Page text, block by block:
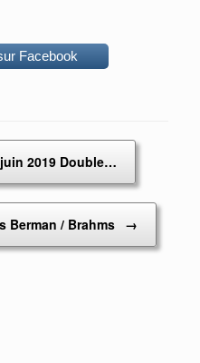
Facebook
2019 Double…
Berman / Brahms →